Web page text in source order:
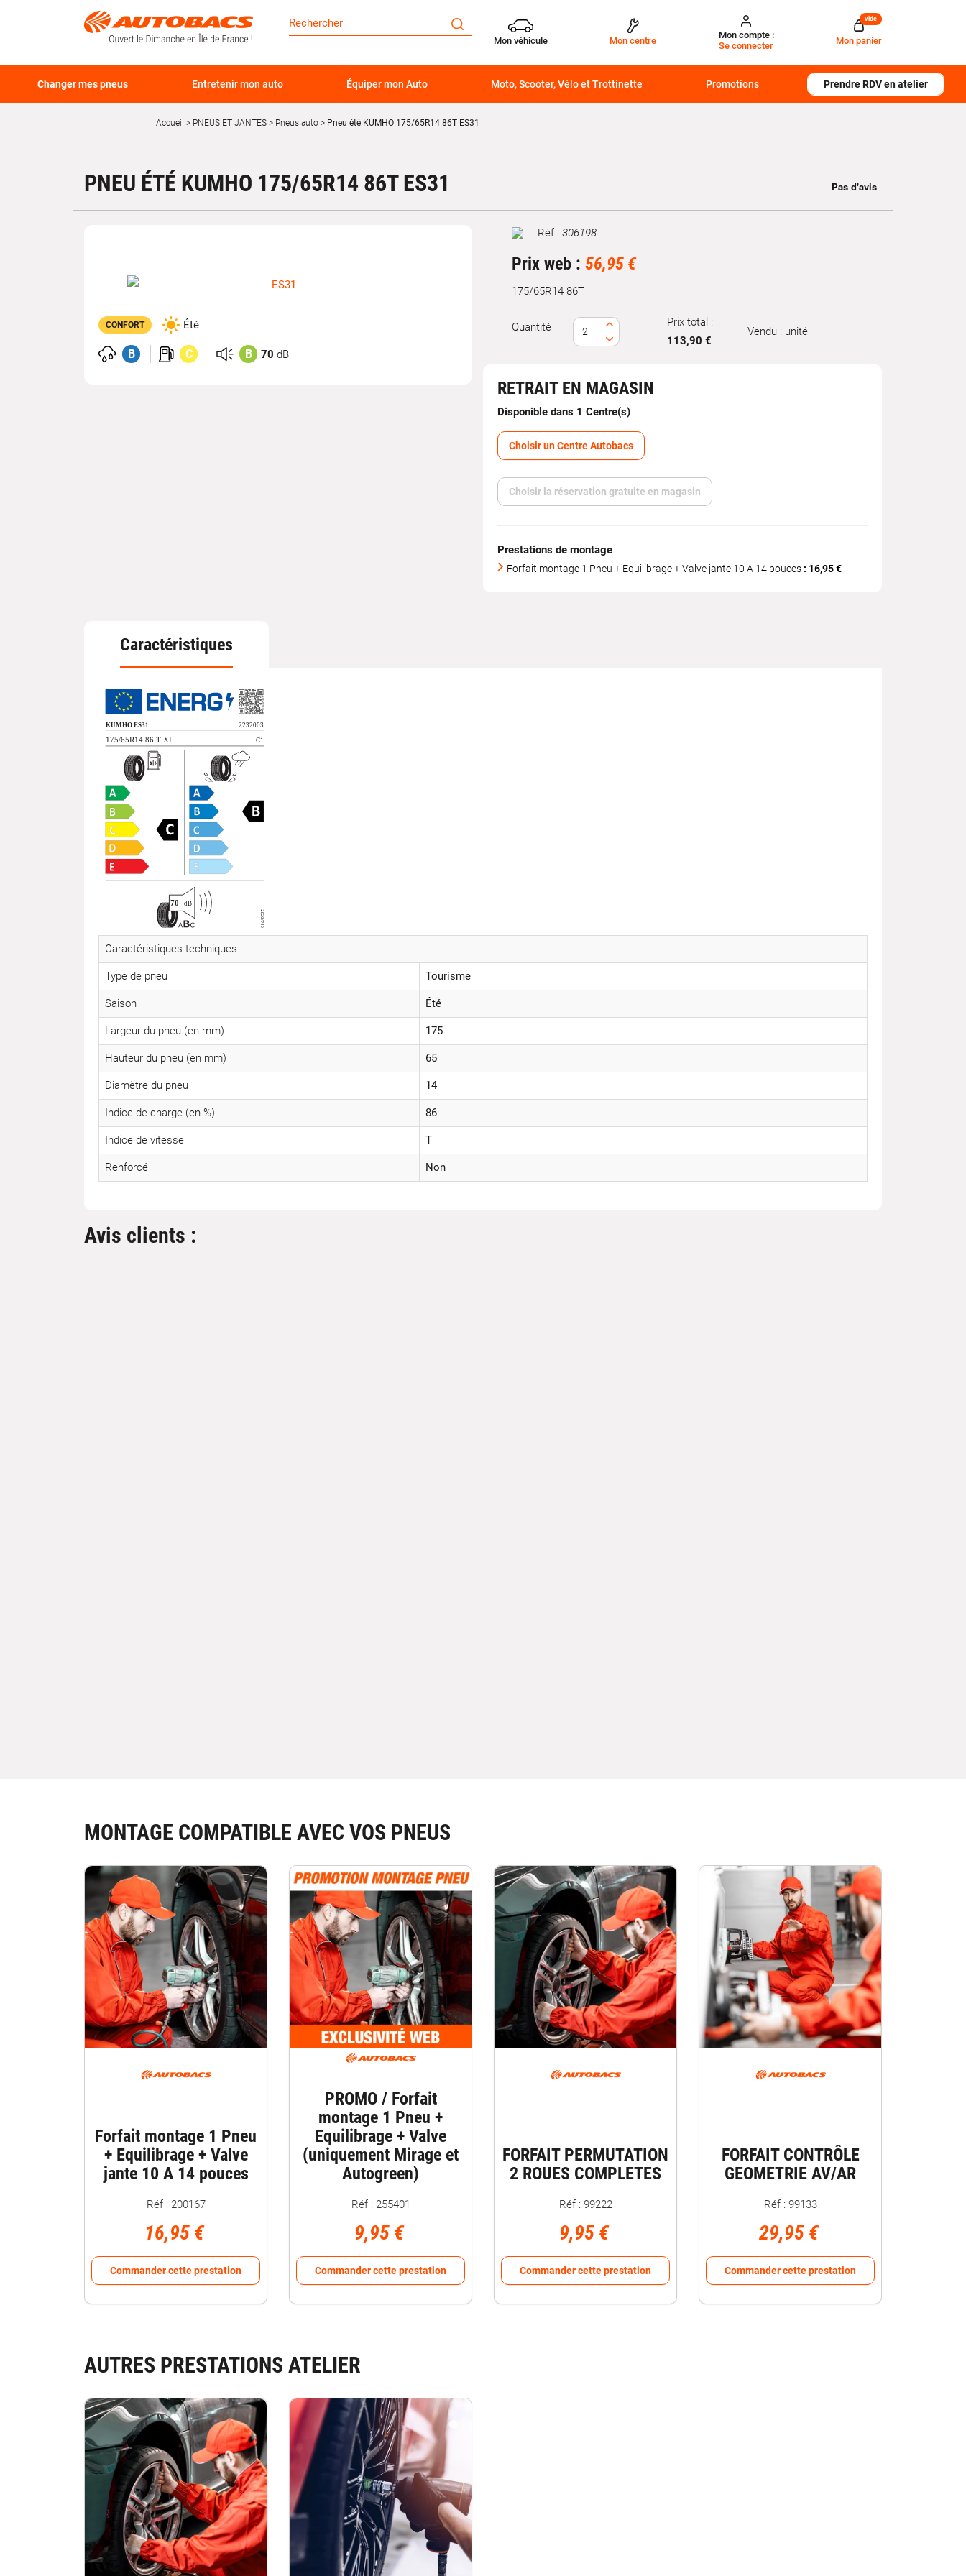
Mon véhicule Mon centre
Mon compte :
Se connecter
Mon panier
vide
Changer mes pneus Entretenir mon auto Équiper mon Auto Moto, Scooter, Vélo et Trottinette Promotions Prendre RDV en atelier
Accueil PNEUS ET JANTES Pneus auto Pneu été KUMHO 175/65R14 86T ES31
PNEU ÉTÉ KUMHO 175/65R14 86T ES31
CONFORT Été
B C B 70 dB
MarqueRéf : 306198
Prix web : 56,95 €
175/65R14 86T
Quantité
Prix total :
113,90 €
Vendu : unité
RETRAIT EN MAGASIN
Disponible dans 1 Centre(s)
Choisir un Centre Autobacs
Choisir la réservation gratuite en magasin
Prestations de montage
Forfait montage 1 Pneu + Equilibrage + Valve jante 10 A 14 pouces : 16,95 €
Caractéristiques
Caractéristiques techniques
Type de pneu Tourisme
Saison Été
Largeur du pneu (en mm) 175
Hauteur du pneu (en mm) 65
Diamètre du pneu 14
Indice de charge (en %) 86
Indice de vitesse T
Renforcé Non
Avis clients :
MONTAGE COMPATIBLE AVEC VOS PNEUS
Forfait montage 1 Pneu
+ Equilibrage + Valve
jante 10 A 14 pouces
Réf : 200167
16,95 €
Commander cette prestation
PROMO / Forfait
montage 1 Pneu +
Equilibrage + Valve
(uniquement Mirage et
Autogreen)
Réf : 255401
9,95 €
Commander cette prestation
FORFAIT PERMUTATION
2 ROUES COMPLETES
Réf : 99222
9,95 €
Commander cette prestation
FORFAIT CONTRÔLE
GEOMETRIE AV/AR
Réf : 99133
29,95 €
Commander cette prestation
AUTRES PRESTATIONS ATELIER